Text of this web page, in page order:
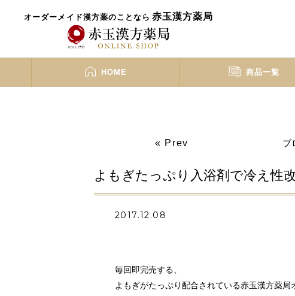
オーダーメイド漢方薬のことなら 赤玉漢方薬局
HOME 商品一覧
« Prev ブ
よもぎたっぷり入浴剤で冷え性
2017.12.08
毎回即完売する、
よもぎがたっぷり配合されている赤玉漢方薬局